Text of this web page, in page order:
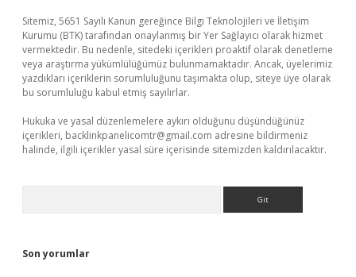
Sitemiz, 5651 Sayılı Kanun gereğince Bilgi Teknolojileri ve İletişim
Kurumu (BTK) tarafından onaylanmış bir Yer Sağlayıcı olarak hizmet
vermektedir. Bu nedenle, sitedeki içerikleri proaktif olarak denetleme
veya araştırma yükümlülüğümüz bulunmamaktadır. Ancak, üyelerimiz
yazdıkları içeriklerin sorumluluğunu taşımakta olup, siteye üye olarak
bu sorumluluğu kabul etmiş sayılırlar.
Hukuka ve yasal düzenlemelere aykırı olduğunu düşündüğünüz
içerikleri, backlinkpanelicomtr@gmail.com adresine bildirmeniz
halinde, ilgili içerikler yasal süre içerisinde sitemizden kaldırılacaktır.
Son yorumlar